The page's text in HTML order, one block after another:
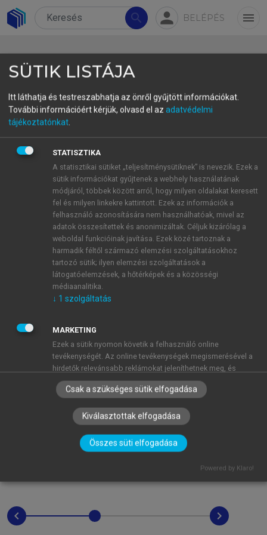
search person BELÉPÉS menu
2.2. Participants
30 pre-school teachers took part in the
questionnaire survey, their average age was 41.9
years, 100% of them were women. 44% of the
pre-school teachers work in the capital. The
primary school teachers were 25, average age 45.3
years, 100% women, 54% of them working in the
chevron_left chevron_right
SÜTIK LISTÁJA
Itt láthatja és testreszabhatja az önről gyűjtött információkat.
További információért kérjük, olvasd el az adatvédelmi
tájékoztatónkat.
STATISZTIKA
A statisztikai sütiket „teljesítménysütiknek” is nevezik. Ezek a
sütik információkat gyűjtenek a webhely használatának
módjáról, többek között arról, hogy milyen oldalakat keresett
fel és milyen linkekre kattintott. Ezek az információk a
felhasználó azonosítására nem használhatóak, mivel az
adatok összesítettek és anonimizáltak. Céljuk kizárólag a
weboldal funkcióinak javítása. Ezek közé tartoznak a
harmadik féltől származó elemzési szolgáltatásokhoz
tartozó sütik; ilyen elemzési szolgáltatások a
látogatóelemzések, a hőtérképek és a közösségi
médiaanalitika.
↓ 1 szolgáltatás
MARKETING
Ezek a sütik nyomon követik a felhasználó online
tevékenységét. Az online tevékenységek megismerésével a
hirdetők relevánsabb reklámokat jeleníthetnek meg, és
korlátozhatják, hogy a felhasználó hány alkalommal láthat
egy hirdetést. Ezek a sütik más szervezetekkel és hirdetőkkel
sütik, amelyek szinte mindig egy harmadik féltől származnak.
szolgáltatás
böngészéshez,a funkciók használatához, és a felhasználók
tartoznak többek között a személyre szabott beállításokat
kezelő sütik.
Csak a szükséges sütik elfogadása
Kiválasztottak elfogadása
Összes süti elfogadása
Powered by Klaro!